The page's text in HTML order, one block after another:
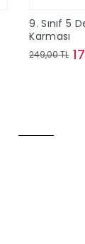
9. Sınıf 5
Karması
249,00 TL